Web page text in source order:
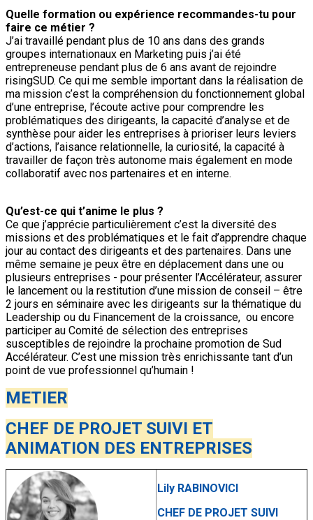
Quelle formation ou expérience recommandes-tu pour
faire ce métier ?
J’ai travaillé pendant plus de 10 ans dans des grands
groupes internationaux en Marketing puis j’ai été
entrepreneuse pendant plus de 6 ans avant de rejoindre
risingSUD. Ce qui me semble important dans la réalisation de
ma mission c’est la compréhension du fonctionnement global
d’une entreprise, l’écoute active pour comprendre les
problématiques des dirigeants, la capacité d’analyse et de
synthèse pour aider les entreprises à prioriser leurs leviers
d’actions, l’aisance relationnelle, la curiosité, la capacité à
travailler de façon très autonome mais également en mode
collaboratif avec nos partenaires et en interne.
Qu’est-ce qui t’anime le plus ?
Ce que j’apprécie particulièrement c’est la diversité des
missions et des problématiques et le fait d’apprendre chaque
jour au contact des dirigeants et des partenaires. Dans une
même semaine je peux être en déplacement dans une ou
plusieurs entreprises - pour présenter l’Accélérateur, assurer
le lancement ou la restitution d’une mission de conseil – être
2 jours en séminaire avec les dirigeants sur la thématique du
Leadership ou du Financement de la croissance, ou encore
participer au Comité de sélection des entreprises
susceptibles de rejoindre la prochaine promotion de Sud
Accélérateur. C’est une mission très enrichissante tant d’un
point de vue professionnel qu’humain !
METIER
CHEF DE PROJET SUIVI ET
ANIMATION DES ENTREPRISES
Lily RABINOVICI
CHEF DE PROJET SUIVI